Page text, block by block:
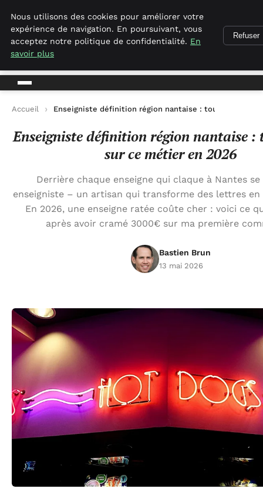
empirenewswire
Accueil Enseigniste définition région nantaise : tout savoir sur
Enseigniste définition région nantaise
sur ce métier en 2026
Derrière chaque enseigne qui claque à Nantes
enseigniste – un artisan qui transforme des lettres
En 2026, une enseigne ratée coûte cher : voici ce
après avoir cramé 3000€ sur ma première
Bastien Brun
13 mai 2026
Nous utilisons des cookies pour améliorer votre
expérience de navigation. En poursuivant, vous
acceptez notre politique de confidentialité. En
savoir plus
Refuser